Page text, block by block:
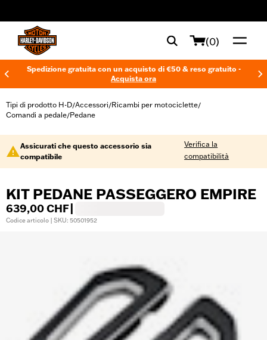
(0)
Spedizione gratuita con un acquisto di €50 & reso gratuito -
Acquista ora
Tipi di prodotto H-D/Accessori/Ricambi per motociclette/
Comandi a pedale/Pedane
Assicurati che questo accessorio sia
compatibile
Verifica la
compatibilità
KIT PEDANE PASSEGGERO EMPIRE
639,00 CHF
Codice articolo | SKU: 50501952